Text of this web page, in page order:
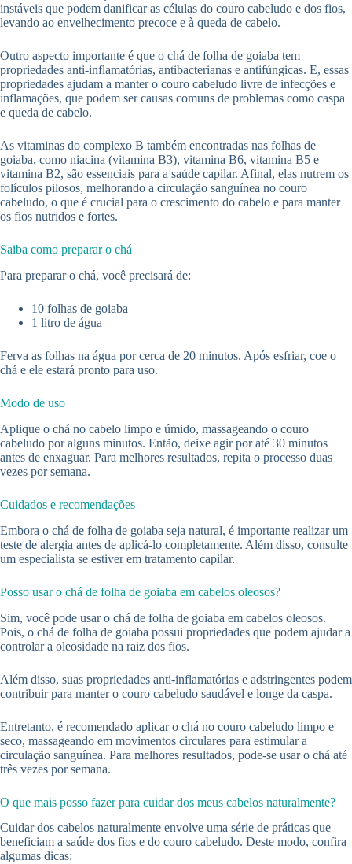
instáveis que podem danificar as células do couro cabeludo e dos fios,
levando ao envelhecimento precoce e à queda de cabelo.
Outro aspecto importante é que o chá de folha de goiaba tem
propriedades anti-inflamatórias, antibacterianas e antifúngicas. E, essas
propriedades ajudam a manter o couro cabeludo livre de infecções e
inflamações, que podem ser causas comuns de problemas como caspa
e queda de cabelo.
As vitaminas do complexo B também encontradas nas folhas de
goiaba, como niacina (vitamina B3), vitamina B6, vitamina B5 e
vitamina B2, são essenciais para a saúde capilar. Afinal, elas nutrem os
folículos pilosos, melhorando a circulação sanguínea no couro
cabeludo, o que é crucial para o crescimento do cabelo e para manter
os fios nutridos e fortes.
Saiba como preparar o chá
Para preparar o chá, você precisará de:
10 folhas de goiaba
1 litro de água
Ferva as folhas na água por cerca de 20 minutos. Após esfriar, coe o
chá e ele estará pronto para uso.
Modo de uso
Aplique o chá no cabelo limpo e úmido, massageando o couro
cabeludo por alguns minutos. Então, deixe agir por até 30 minutos
antes de enxaguar. Para melhores resultados, repita o processo duas
vezes por semana.
Cuidados e recomendações
Embora o chá de folha de goiaba seja natural, é importante realizar um
teste de alergia antes de aplicá-lo completamente. Além disso, consulte
um especialista se estiver em tratamento capilar.
Posso usar o chá de folha de goiaba em cabelos oleosos?
Sim, você pode usar o chá de folha de goiaba em cabelos oleosos.
Pois, o chá de folha de goiaba possui propriedades que podem ajudar a
controlar a oleosidade na raiz dos fios.
Além disso, suas propriedades anti-inflamatórias e adstringentes podem
contribuir para manter o couro cabeludo saudável e longe da caspa.
Entretanto, é recomendado aplicar o chá no couro cabeludo limpo e
seco, massageando em movimentos circulares para estimular a
circulação sanguínea. Para melhores resultados, pode-se usar o chá até
três vezes por semana.
O que mais posso fazer para cuidar dos meus cabelos naturalmente?
Cuidar dos cabelos naturalmente envolve uma série de práticas que
beneficiam a saúde dos fios e do couro cabeludo. Deste modo, confira
algumas dicas: